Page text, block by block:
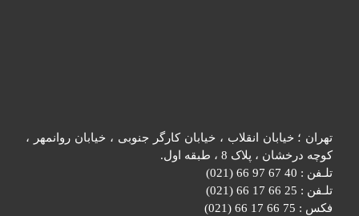
تهران ؛ خیابان انقلاب ، خیابان کارگر جنوبی ، خیابان روانمهر ،
کوچه درخشان ، پلاک 8 ، طبقه اول.
تلـفن : 40 67 97 66 (021)
تلـفن : 25 66 17 66 (021)
فکس : 75 66 17 66 (021)